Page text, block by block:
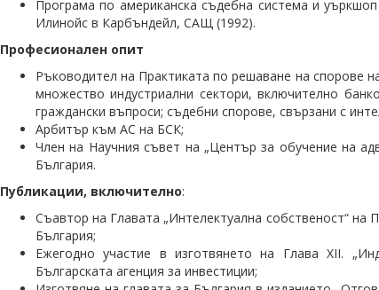
Програма по американска съдебна система и
Илинойс в Карбъндейл, САЩ (1992).
Професионален опит
Ръководител на Практиката по решаване на спорове
множество индустриални сектори, включително
граждански въпроси; съдебни спорове, свързани с
Арбитър към АС на БСК;
Член на Научния съвет на „Център за обучение на
България.
Публикации, включително:
Съавтор на Главата „Интелектуална собственост“
България;
Ежегодно участие в изготвянето на Глава XII.
Българската агенция за инвестиции;